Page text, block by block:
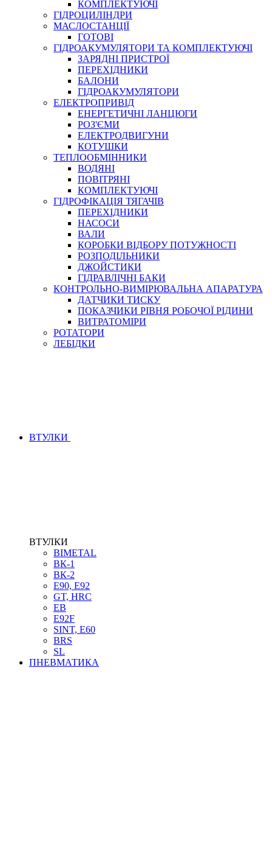
СПЕЦІАЛЬНІ
ГЕРМЕТИКИ
КЛЕЇ, ЦЕМЕНТИ, ЕПОКСИДКИ
РЕМОНТ ГІДРОЦИЛІНДРІВ
БОРЕКС, ЕО
КОМПЛЕКТУЮЧІ
ГІДРОЦИЛІНДРИ
МАСЛОСТАНЦІЇ
ГОТОВІ
ГІДРОАКУМУЛЯТОРИ ТА КОМПЛЕКТУЮЧІ
ЗАРЯДНІ ПРИСТРОЇ
ПЕРЕХІДНИКИ
БАЛОНИ
ГІДРОАКУМУЛЯТОРИ
ЕЛЕКТРОПРИВІД
ЕНЕРГЕТИЧНІ ЛАНЦЮГИ
РОЗ'ЄМИ
ЕЛЕКТРОДВИГУНИ
КОТУШКИ
ТЕПЛООБМІННИКИ
ВОДЯНІ
ПОВІТРЯНІ
КОМПЛЕКТУЮЧІ
ГІДРОФІКАЦІЯ ТЯГАЧІВ
ПЕРЕХІДНИКИ
НАСОСИ
ВАЛИ
КОРОБКИ ВІДБОРУ ПОТУЖНОСТІ
РОЗПОДІЛЬНИКИ
ДЖОЙСТИКИ
ГІДРАВЛІЧНІ БАКИ
КОНТРОЛЬНО-ВИМІРЮВАЛЬНА АПАРАТУРА
ДАТЧИКИ ТИСКУ
ПОКАЗЧИКИ РІВНЯ РОБОЧОЇ РІДИНИ
ВИТРАТОМІРИ
РОТАТОРИ
ЛЕБІДКИ
ВТУЛКИ
ВТУЛКИ
BIMETAL
ВК-1
ВК-2
Е90, E92
GT, HRC
EB
Е92F
SINT, E60
BRS
SL
ПНЕВМАТИКА